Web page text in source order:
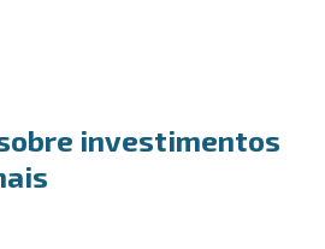
investimentos